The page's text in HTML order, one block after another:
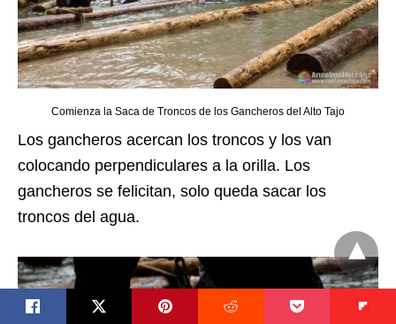
Comienza la Saca de Troncos de los Gancheros del Alto Tajo
Los gancheros acercan los troncos y los van
colocando perpendiculares a la orilla. Los
gancheros se felicitan, solo queda sacar los
troncos del agua.